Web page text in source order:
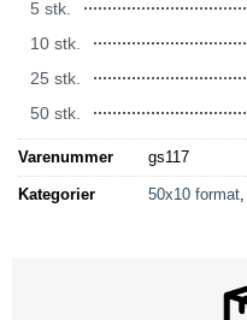
5 stk.
10 stk.
25 stk.
50 stk.
Varenummer gs117
Kategorier 50x10 format,